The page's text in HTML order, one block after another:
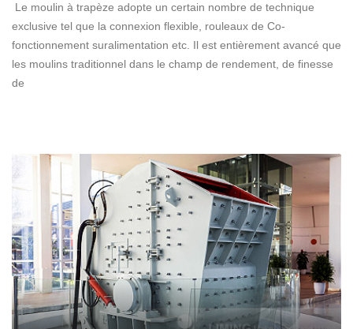
Le moulin à trapèze adopte un certain nombre de technique
exclusive tel que la connexion flexible, rouleaux de Co-
fonctionnement suralimentation etc. Il est entièrement avancé que
les moulins traditionnel dans le champ de rendement, de finesse
de